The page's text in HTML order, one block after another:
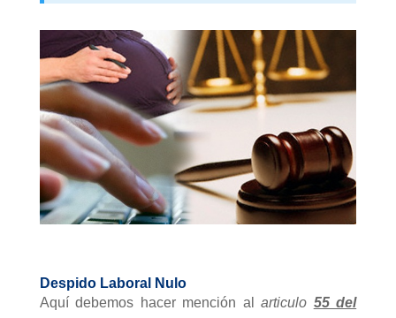
Despido Laboral Nulo
Aquí debemos hacer mención al
articulo 55 del